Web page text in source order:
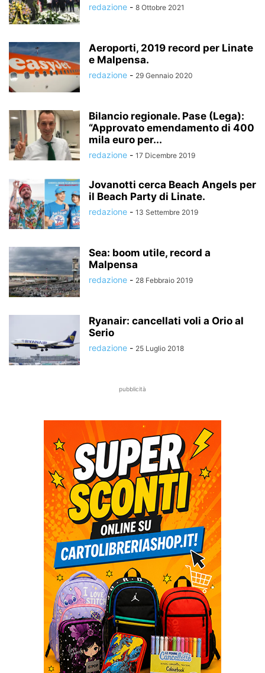
redazione - 8 Ottobre 2021
Aeroporti, 2019 record per Linate
e Malpensa.
redazione - 29 Gennaio 2020
Bilancio regionale. Pase (Lega):
“Approvato emendamento di 400
mila euro per...
redazione - 17 Dicembre 2019
Jovanotti cerca Beach Angels per
il Beach Party di Linate.
redazione - 13 Settembre 2019
Sea: boom utile, record a
Malpensa
redazione - 28 Febbraio 2019
Ryanair: cancellati voli a Orio al
Serio
redazione - 25 Luglio 2018
pubblicità